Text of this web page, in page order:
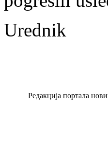
Urednik
Редакција портала